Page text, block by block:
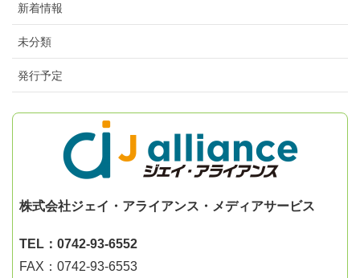
新着情報
未分類
発行予定
株式会社ジェイ・アライアンス・メディアサービス
TEL：0742-93-6552
FAX：0742-93-6553